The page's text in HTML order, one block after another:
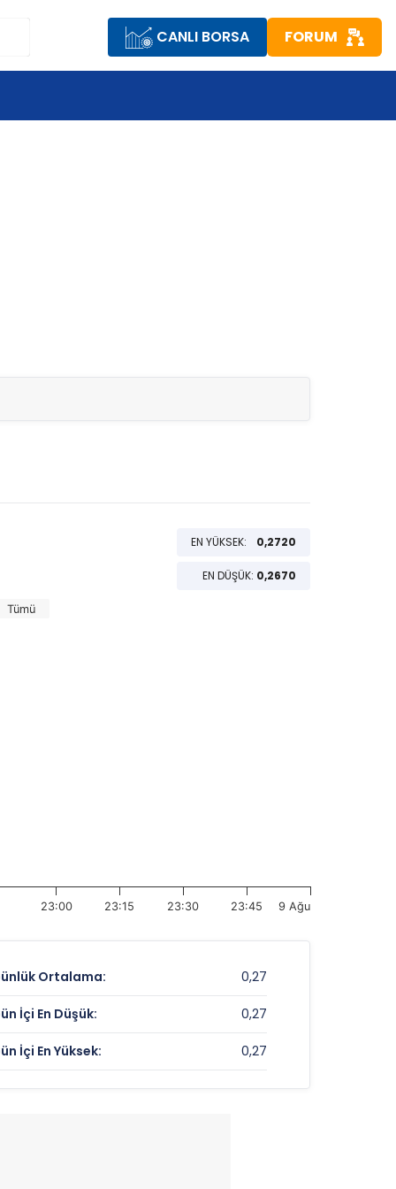
CANLI BORSA FORUM
EN YÜKSEK: 0,2720
EN DÜŞÜK: 0,2670
Tümü
23:00 23:15 23:30 23:45 9 Ağu
Ortalama: 0,27
İçi En Düşük: 0,27
İçi En Yüksek: 0,27